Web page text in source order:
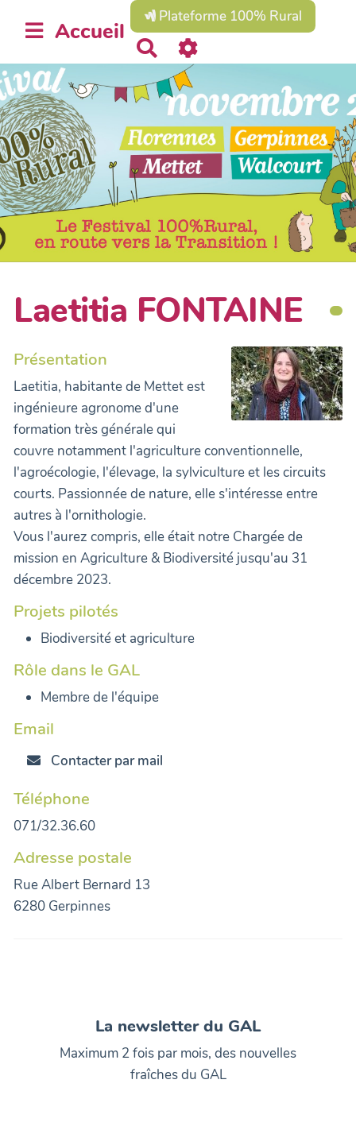
Accueil
Plateforme 100% Rural
e
c
h
e
r
c
r
Laetitia FONTAINE
Présentation
Laetitia, habitante de Mettet est
ingénieure agronome d'une
formation très générale qui
couvre notamment l'agriculture conventionnelle,
l'agroécologie, l'élevage, la sylviculture et les circuits
courts. Passionnée de nature, elle s'intéresse entre
autres à l'ornithologie.
Vous l'aurez compris, elle était notre Chargée de
mission en Agriculture & Biodiversité jusqu'au 31
décembre 2023.
Projets pilotés
Biodiversité et agriculture
Rôle dans le GAL
Membre de l'équipe
Email
Contacter par mail
Téléphone
071/32.36.60
Adresse postale
Rue Albert Bernard 13
6280 Gerpinnes
La newsletter du GAL
Maximum 2 fois par mois, des nouvelles
fraîches du GAL